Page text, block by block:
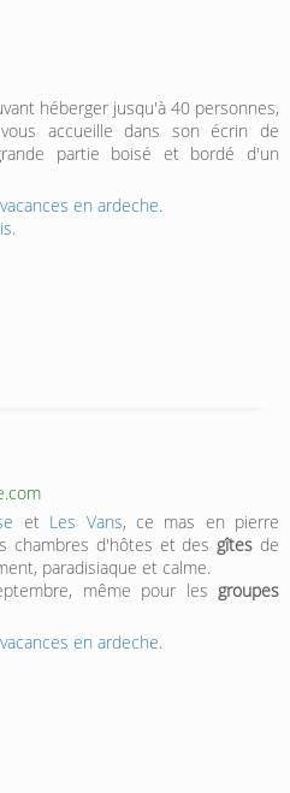
héberger jusqu'à 40 personnes,
accueille dans son écrin de
partie boisé et bordé d'un
en ardeche.
.
et Les Vans, ce mas en pierre
chambres d'hôtes et desgîtes de
paradisiaque et calme.
même pour lesgroupes
en ardeche.